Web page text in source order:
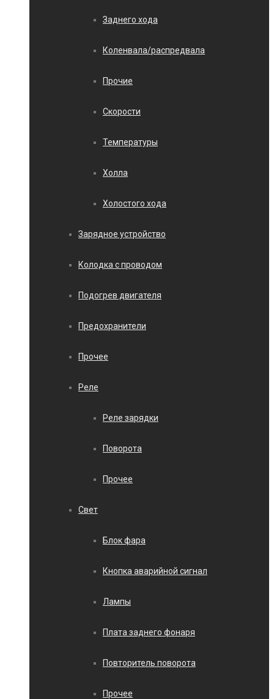
Заднего хода
Коленвала/распредвала
Прочие
Скорости
Температуры
Холла
Холостого хода
Зарядное устройство
Колодка с проводом
Подогрев двигателя
Предохранители
Прочее
Реле
Реле зарядки
Поворота
Прочее
Свет
Блок фара
Кнопка аварийной сигнал
Лампы
Плата заднего фонаря
Повторитель поворота
Прочее